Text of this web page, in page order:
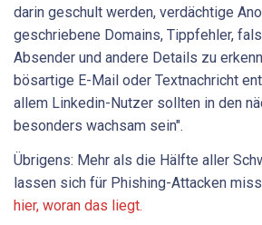
darin geschult werden, verdächtige
geschriebene Domains, Tippfehler,
Absender und andere Details zu
bösartige E-Mail oder Textnachricht
allem Linkedin-Nutzer sollten in den
besonders wachsam sein".
Übrigens: Mehr als die Hälfte aller
lassen sich für Phishing-Attacken
hier, woran das liegt.